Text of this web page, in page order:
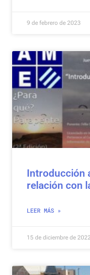
9 de febrero de 2023
Introducción
relación con
LEER MÁS »
15 de diciembre de 2022